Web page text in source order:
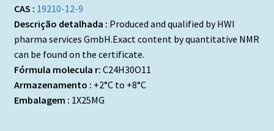
CAS : 19210-12-9
Descrição detalhada : Produced and qualified by HWI
pharma services GmbH.Exact content by quantitative NMR
can be found on the certificate.
Fórmula molecula r: C24H30O11
Armazenamento : +2°C to +8°C
Embalagem : 1X25MG